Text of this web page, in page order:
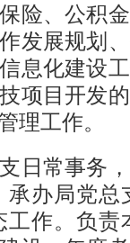
险、公积
发展规划
息化建设
项目开发
理工作。
日常事务
办局党
作。负